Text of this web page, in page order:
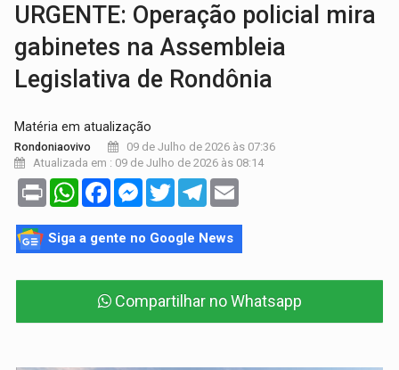
URGENTE: Operação policial mira
gabinetes na Assembleia
Legislativa de Rondônia
Matéria em atualização
Rondoniaovivo
09 de Julho de 2026 às 07:36
Atualizada em : 09 de Julho de 2026 às 08:14
Print WhatsAppFacebookMessenger
TwitterTelegram
Siga a gente no Google News
Compartilhar no Whatsapp